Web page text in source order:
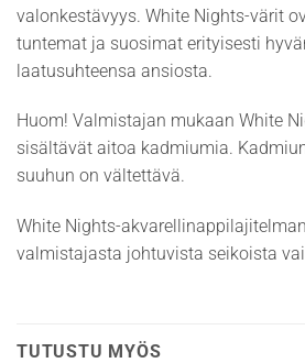
valonkestävyys. White Nights-värit
tuntemat ja suosimat erityisesti
laatusuhteensa ansiosta.
Huom! Valmistajan mukaan White
sisältävät aitoa kadmiumia.
suuhun on vältettävä.
White Nights-
valmistajasta johtuvista seikoista
TUTUSTU MYÖS